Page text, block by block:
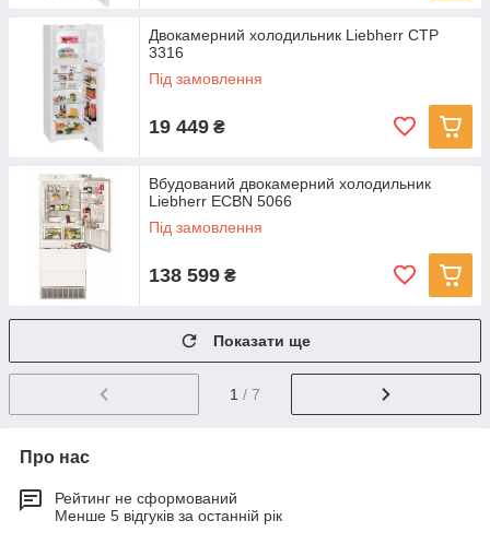
Двокамерний холодильник Liebherr CTP
3316
Під замовлення
19 449 ₴
Вбудований двокамерний холодильник
Liebherr ECBN 5066
Під замовлення
138 599 ₴
Показати ще
1 / 7
Про нас
Рейтинг не сформований
Менше 5 відгуків за останній рік